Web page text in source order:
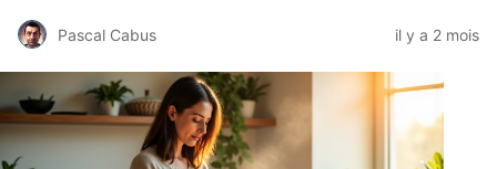
Pascal Cabus il y a 2 mois